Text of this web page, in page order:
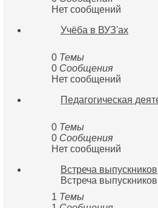
Нет сообщений
Учёба в ВУЗ'ах
0 Темы
0 Сообщения
Нет сообщений
Педагогическая
0 Темы
0 Сообщения
Нет сообщений
Встреча выпускников
Встреча
1 Темы